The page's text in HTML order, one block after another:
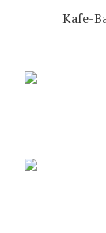
Kafe-